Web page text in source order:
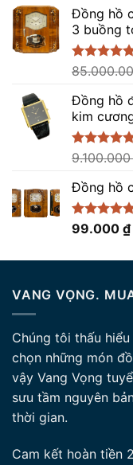
5 sao
Đồng hồ
3 buồng
Được xếp
5 sao
Đồng hồ
kim
Được xếp
5 sao
Đồng hồ
Được xếp
5.00
99.000 ₫
VANG VỌNG.
Chúng tôi thấu
chọn những món
vậy Vang Vọng
sưu tầm nguyên
thời gian.
Cam kết hoàn tiền